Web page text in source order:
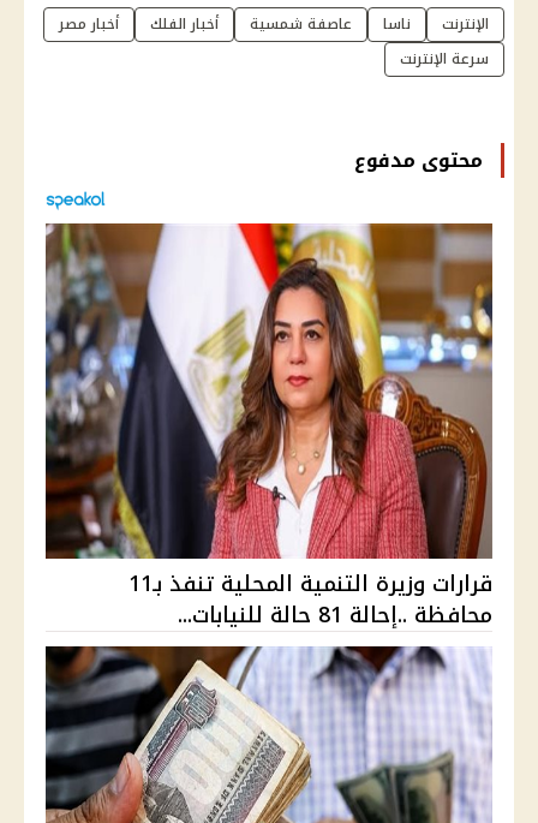
الإنترنت ناسا عاصفة شمسية أخبار الفلك
أخبار مصر
سرعة الإنترنت
محتوى مدفوع
قرارات وزيرة التنمية المحلية تنفذ بـ11
محافظة ..إحالة 81 حالة للنيابات...